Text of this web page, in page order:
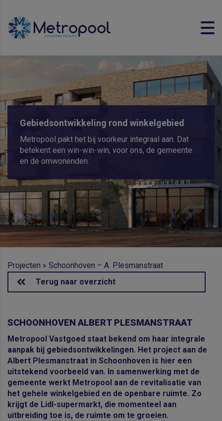
Gebiedsontwikkeling rond winkelgebied
Metropool pakt het bij voorkeur integraal aan. Dat
betekent een win-win-win, voor ons, de gemeente
en de omwonenden.
Projecten » Schoonhoven – A. Plesmanstraat
Terug naar overzicht
SCHOONHOVEN ALBERT PLESMANSTRAAT
Metropool Vastgoed staat bekend om haar integrale
aanpak bij gebiedsontwikkelingen. Het project aan de
Albert Plesmanstraat in Schoonhoven is hier een
uitstekend voorbeeld van. In samenwerking met de
gemeente werkt Metropool aan de revitalisatie van
het gehele winkelgebied en de openbare ruimte. Zo
krijgt de Lidl-supermarkt, die momenteel aan
uitbreiding toe is, de ruimte om te groeien.